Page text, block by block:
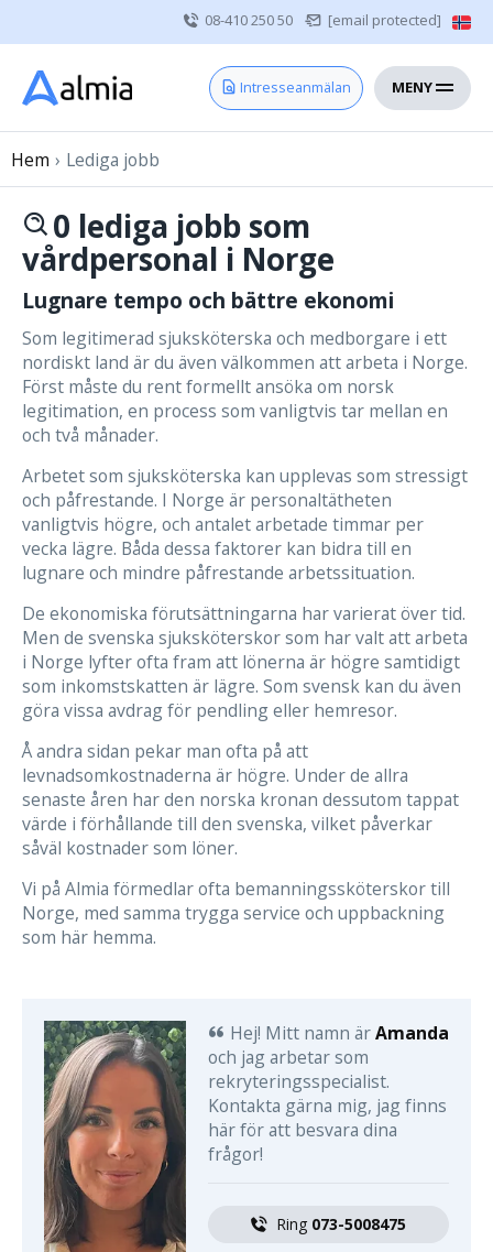
08-410 250 50 [email protected]
Intresseanmälan MENY
Hem
Vårdgivare
Om oss
Kontakt
Läkare
Övrig vårdpersonal
Hem › Lediga jobb
0 lediga jobb som
vårdpersonal i Norge
Lugnare tempo och bättre ekonomi
Som legitimerad sjuksköterska och medborgare i ett
nordiskt land är du även välkommen att arbeta i Norge.
Först måste du rent formellt ansöka om norsk
legitimation, en process som vanligtvis tar mellan en
och två månader.
Arbetet som sjuksköterska kan upplevas som stressigt
och påfrestande. I Norge är personaltätheten
vanligtvis högre, och antalet arbetade timmar per
vecka lägre. Båda dessa faktorer kan bidra till en
lugnare och mindre påfrestande arbetssituation.
De ekonomiska förutsättningarna har varierat över tid.
Men de svenska sjuksköterskor som har valt att arbeta
i Norge lyfter ofta fram att lönerna är högre samtidigt
som inkomstskatten är lägre. Som svensk kan du även
göra vissa avdrag för pendling eller hemresor.
Å andra sidan pekar man ofta på att
levnadsomkostnaderna är högre. Under de allra
senaste åren har den norska kronan dessutom tappat
värde i förhållande till den svenska, vilket påverkar
såväl kostnader som löner.
Vi på Almia förmedlar ofta bemanningssköterskor till
Norge, med samma trygga service och uppbackning
som här hemma.
Hej! Mitt namn ärAmanda
och jag arbetar som
rekryteringsspecialist.
Kontakta gärna mig, jag finns
här för att besvara dina
frågor!
Ring 073-5008475